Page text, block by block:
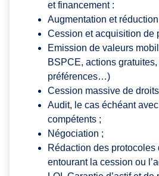
et financement :
Augmentation et
Cession et acquisition de
Emission de valeurs
BSPCE, actions
préférences…)
Cession massive de
Audit, le cas échéant
compétents ;
Négociation ;
Rédaction des protocoles
entourant la cession ou